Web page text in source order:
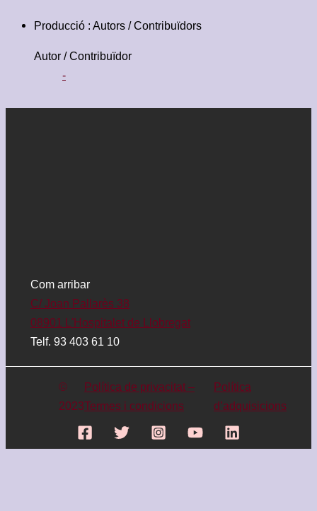
Producció : Autors / Contribuïdors
Autor / Contribuïdor
-
Com arribar
C/ Joan Pallarès 38
08901 L'Hospitalet de Llobregat
Telf. 93 403 61 10
©
2023
Política de privacitat –
Termes i condicions
Política
d’adquisicions